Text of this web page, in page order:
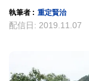
執筆者 : 重定賢治
配信日: 2019.11.07